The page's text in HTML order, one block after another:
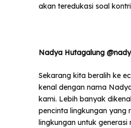
akan teredukasi soal
Nadya Hutagalung
Sekarang kita beralih ke
kenal dengan nama
kami. Lebih banyak
pencinta lingkungan yang
lingkungan untuk